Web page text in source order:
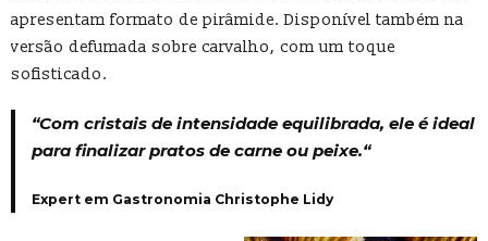
apresentam formato de pirâmide. Disponível também na
versão defumada sobre carvalho, com um toque
sofisticado.
“Com cristais de intensidade equilibrada, ele é ideal
para finalizar pratos de carne ou peixe.“
Expert em Gastronomia Christophe Lidy